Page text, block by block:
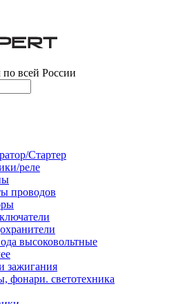
по всей России
Стартер
реле
проводов
высоковольтные
зажигания
фонари. светотехника